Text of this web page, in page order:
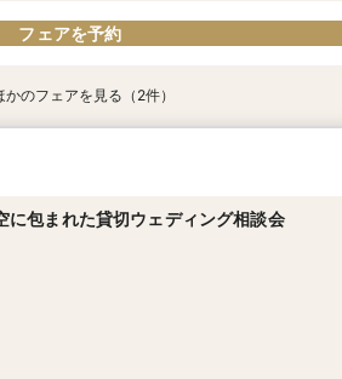
フェアを予約
かのフェアを見る（2件）
に包まれた貸切ウェディング相談会